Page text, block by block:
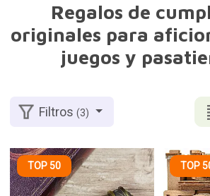
Regalos de
originales para
juegos y
Filtros(3)
TOP 50 TOP